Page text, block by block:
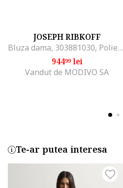
JOSEPH RIBKOFF
Bluza dama, 303881030, Poliester, Multicolor, Multicolor
94499lei
Vandut de MODIVO SA
Te-ar putea interesa